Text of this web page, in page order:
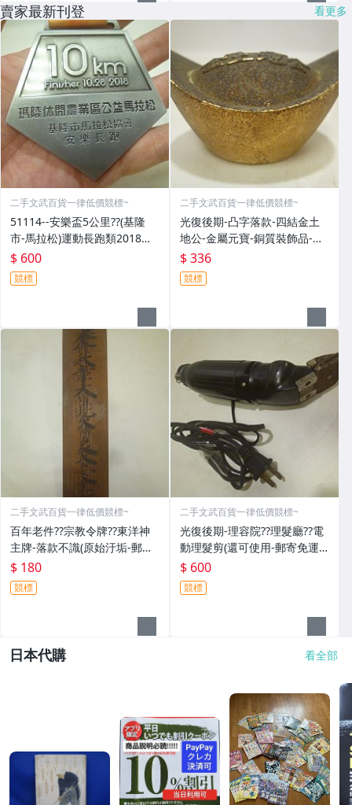
賣家最新刊登 看更多
二手文武百貨一律低價競標~
51114--安樂盃5公里??(基隆
市-馬拉松)運動長跑類2018年-
精緻獎牌??紀念章??(金屬材質-
郵寄免運費)
$ 600
競標
二手文武百貨一律低價競標~
光復後期-凸字落款-四結金土
地公-金屬元寶-銅質裝飾品-宗
教發財金??(郵寄免運費)罕見收
藏品
$ 336
競標
二手文武百貨一律低價競標~
百年老件??宗教令牌??東洋神
主牌-落款不識(原始汙垢-郵寄
免運費)罕見收藏品-60729
$ 180
競標
二手文武百貨一律低價競標~
光復後期-理容院??理髮廳??電
動理髮剪(還可使用-郵寄免運
費)收藏品~收藏用
$ 600
競標
日本代購 看全部